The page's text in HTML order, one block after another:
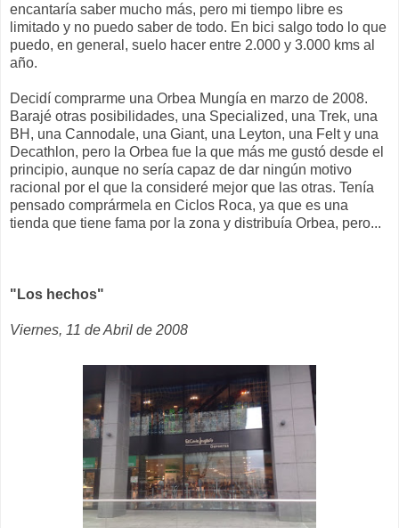
encantaría saber mucho más, pero mi tiempo libre es
limitado y no puedo saber de todo. En bici salgo todo lo que
puedo, en general, suelo hacer entre 2.000 y 3.000 kms al
año.
Decidí comprarme una Orbea Mungía en marzo de 2008.
Barajé otras posibilidades, una Specialized, una Trek, una
BH, una Cannodale, una Giant, una Leyton, una Felt y una
Decathlon, pero la Orbea fue la que más me gustó desde el
principio, aunque no sería capaz de dar ningún motivo
racional por el que la consideré mejor que las otras. Tenía
pensado comprármela en Ciclos Roca, ya que es una
tienda que tiene fama por la zona y distribuía Orbea, pero...
"Los hechos"
Viernes, 11 de Abril de 2008